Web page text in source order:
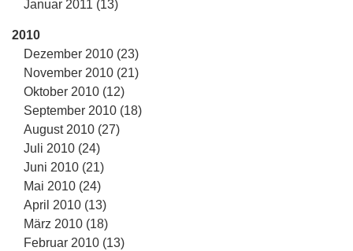
Januar 2011 (13)
2010
Dezember 2010 (23)
November 2010 (21)
Oktober 2010 (12)
September 2010 (18)
August 2010 (27)
Juli 2010 (24)
Juni 2010 (21)
Mai 2010 (24)
April 2010 (13)
März 2010 (18)
Februar 2010 (13)